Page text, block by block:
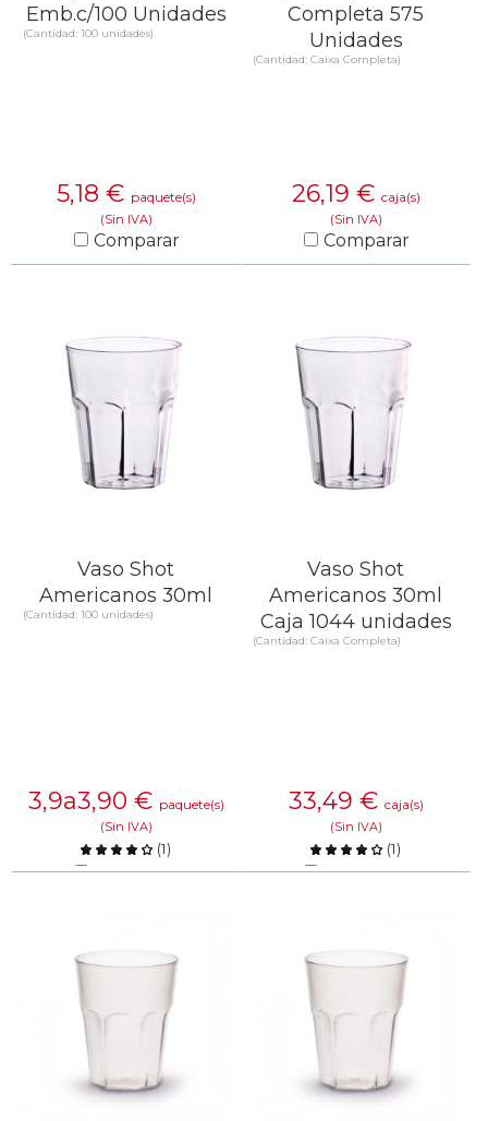
Emb.c/100 Unidades
(Cantidad: 100 unidades)
5,18 € paquete(s)
(Sin IVA)
Comparar
Completa 575
Unidades
(Cantidad: Caixa Completa)
26,19 € caja(s)
(Sin IVA)
Comparar
Vaso Shot
Americanos 30ml
(Cantidad: 100 unidades)
3,9a3,90 € paquete(s)
(Sin IVA)
(1)
Comparar
Vaso Shot
Americanos 30ml
Caja 1044 unidades
(Cantidad: Caixa Completa)
33,49 € caja(s)
(Sin IVA)
(1)
Comparar